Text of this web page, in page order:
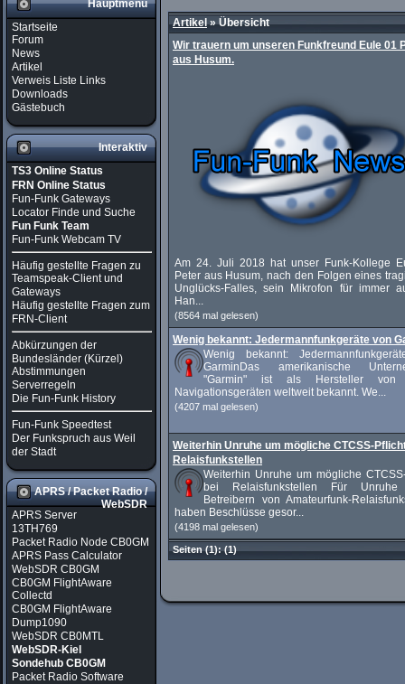
Hauptmenü
Startseite
Forum
News
Artikel
Verweis Liste Links
Downloads
Gästebuch
Interaktiv
TS3 Online Status
FRN Online Status
Fun-Funk Gateways
Locator Finde und Suche
Fun Funk Team
Fun-Funk Webcam TV
Häufig gestellte Fragen zu
Teamspeak-Client und
Gateways
Häufig gestellte Fragen zum
FRN-Client
Abkürzungen der
Bundesländer (Kürzel)
Abstimmungen
Serverregeln
Die Fun-Funk History
Fun-Funk Speedtest
Der Funkspruch aus Weil
der Stadt
APRS / Packet Radio /
WebSDR
APRS Server
13TH769
Packet Radio Node CB0GM
APRS Pass Calculator
WebSDR CB0GM
CB0GM FlightAware
Collectd
CB0GM FlightAware
Dump1090
WebSDR CB0MTL
WebSDR-Kiel
Sondehub CB0GM
Packet Radio Software
Artikel»Übersicht
Wir trauern um unseren Funkfreund Eule 01
aus Husum.
Am 24. Juli 2018 hat unser Funk-Kollege
Peter aus Husum, nach den Folgen eines
Unglücks-Falles, sein Mikrofon für immer
Han...
(8564 mal gelesen)
Wenig bekannt: Jedermannfunkgeräte von
Wenig bekannt:
GarminDas amerikanische
"Garmin" ist als Hersteller von
Navigationsgeräten weltweit bekannt. We...
(4207 mal gelesen)
Weiterhin Unruhe um mögliche CTCSS-
Relaisfunkstellen
Weiterhin Unruhe um mögliche
bei Relaisfunkstellen Für Unruhe
Betreibern von Amateurfunk-
haben Beschlüsse gesor...
(4198 mal gelesen)
Seiten(1):(1)